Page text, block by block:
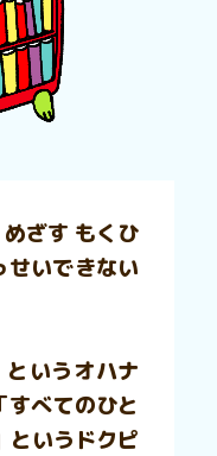
ざす もくひ
せいできない
というオハナ
べてのひと
というドクピ